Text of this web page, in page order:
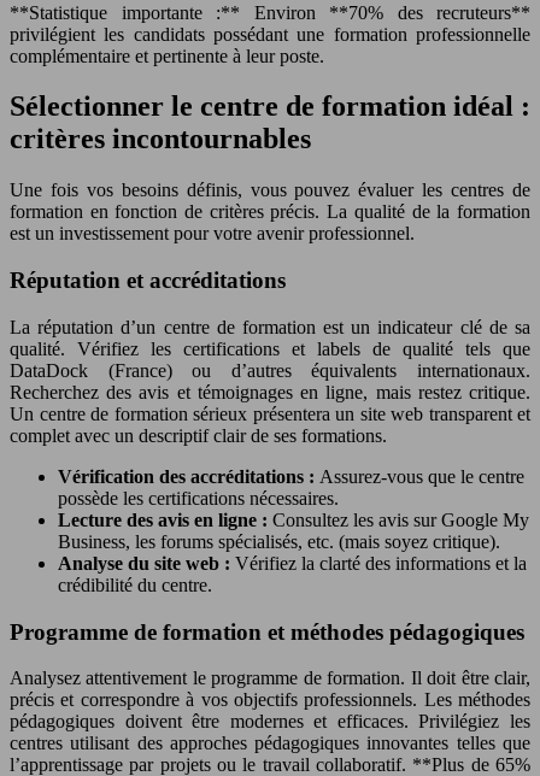
**Statistique importante :** Environ **70% des recruteurs**
privilégient les candidats possédant une formation professionnelle
complémentaire et pertinente à leur poste.
Sélectionner le centre de formation idéal :
critères incontournables
Une fois vos besoins définis, vous pouvez évaluer les centres de
formation en fonction de critères précis. La qualité de la formation
est un investissement pour votre avenir professionnel.
Réputation et accréditations
La réputation d’un centre de formation est un indicateur clé de sa
qualité. Vérifiez les certifications et labels de qualité tels que
DataDock (France) ou d’autres équivalents internationaux.
Recherchez des avis et témoignages en ligne, mais restez critique.
Un centre de formation sérieux présentera un site web transparent et
complet avec un descriptif clair de ses formations.
Vérification des accréditations : Assurez-vous que le centre
possède les certifications nécessaires.
Lecture des avis en ligne : Consultez les avis sur Google My
Business, les forums spécialisés, etc. (mais soyez critique).
Analyse du site web : Vérifiez la clarté des informations et la
crédibilité du centre.
Programme de formation et méthodes pédagogiques
Analysez attentivement le programme de formation. Il doit être clair,
précis et correspondre à vos objectifs professionnels. Les méthodes
pédagogiques doivent être modernes et efficaces. Privilégiez les
centres utilisant des approches pédagogiques innovantes telles que
l’apprentissage par projets ou le travail collaboratif. **Plus de 65%